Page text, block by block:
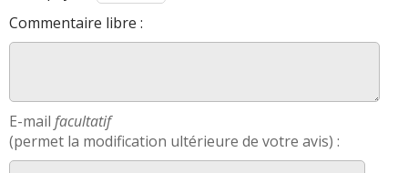
Commentaire libre :
E-mail facultatif
(permet la modification ultérieure de votre avis) :